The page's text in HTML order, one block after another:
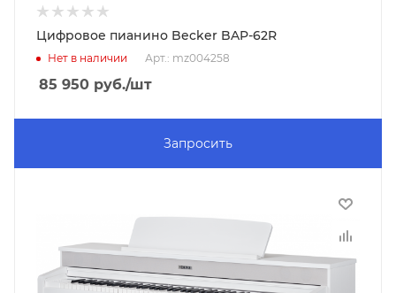
Цифровое пианино Becker BAP-62R
Нет в наличии Арт.: mz004258
85 950 руб./шт
Запросить